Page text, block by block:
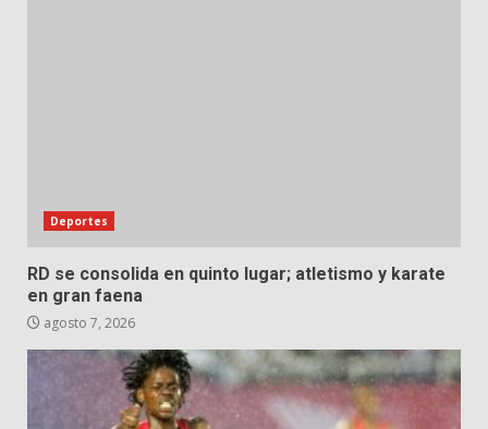
Deportes
RD se consolida en quinto lugar; atletismo y karate
en gran faena
agosto 7, 2026